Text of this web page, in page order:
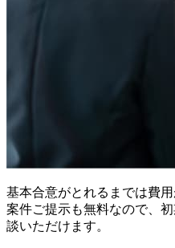
基本合意がとれるまでは費
案件ご提示も無料なので、
談いただけます。